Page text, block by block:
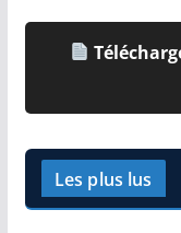
Les plus lus